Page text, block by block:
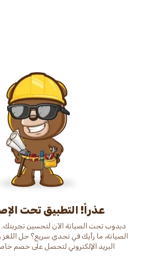
عذراً! التطبيق تحت
دبدوب تحت الصيانة الآن لتحسين
الصيانة، ما رأيك في تحدي سريع؟ حل
البريد الإلكتروني لتحصل على خصم